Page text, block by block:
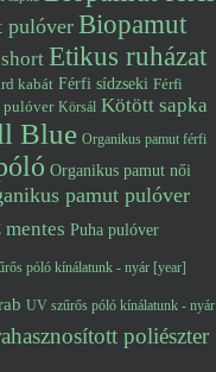
pulóverBiopamut
Etikus ruházat
kabát Férfi sídzseki Férfi
pulóver Körsál Kötött sapka
Blue Organikus pamut férfi
Organikus pamut női
pamut pulóver
mentes Puha pulóver
póló kínálatunk - nyár [year]
UV szűrős póló kínálatunk - nyár
poliészter